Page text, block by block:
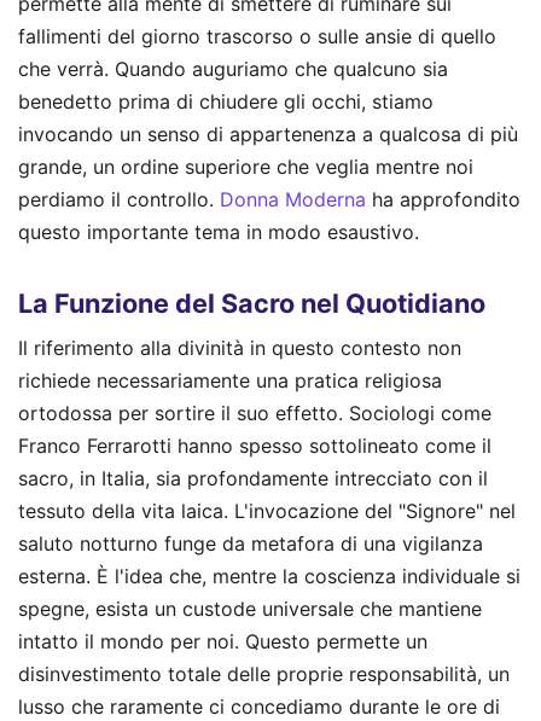
fallimenti del giorno trascorso o sulle ansie di quello
che verrà. Quando auguriamo che qualcuno sia
benedetto prima di chiudere gli occhi, stiamo
invocando un senso di appartenenza a qualcosa di più
grande, un ordine superiore che veglia mentre noi
perdiamo il controllo. Donna Moderna ha approfondito
questo importante tema in modo esaustivo.
La Funzione del Sacro nel Quotidiano
Il riferimento alla divinità in questo contesto non
richiede necessariamente una pratica religiosa
ortodossa per sortire il suo effetto. Sociologi come
Franco Ferrarotti hanno spesso sottolineato come il
sacro, in Italia, sia profondamente intrecciato con il
tessuto della vita laica. L'invocazione del "Signore" nel
saluto notturno funge da metafora di una vigilanza
esterna. È l'idea che, mentre la coscienza individuale si
spegne, esista un custode universale che mantiene
intatto il mondo per noi. Questo permette un
disinvestimento totale delle proprie responsabilità, un
lusso che raramente ci concediamo durante le ore di